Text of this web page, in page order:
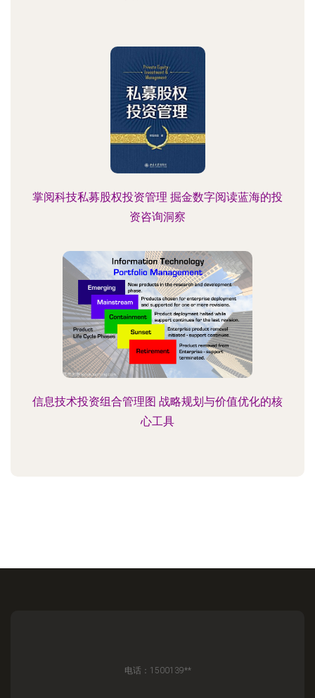
掌阅科技私募股权投资管理 掘金数字阅读蓝海的投
资咨询洞察
信息技术投资组合管理图 战略规划与价值优化的核
心工具
电话：1500139**